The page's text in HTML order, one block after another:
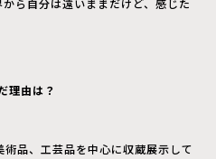
ら自分は遠いままだけど、感じた
理由は？
品、工芸品を中心に収蔵展示して